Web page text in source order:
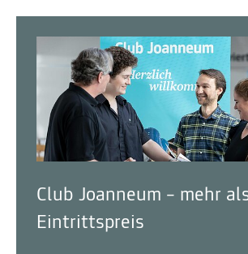
Club Joanneum – mehr
Eintrittspreis